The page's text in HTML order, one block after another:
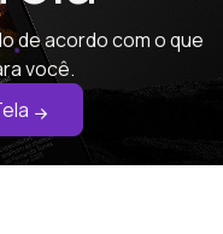
de acordo com o que
você.